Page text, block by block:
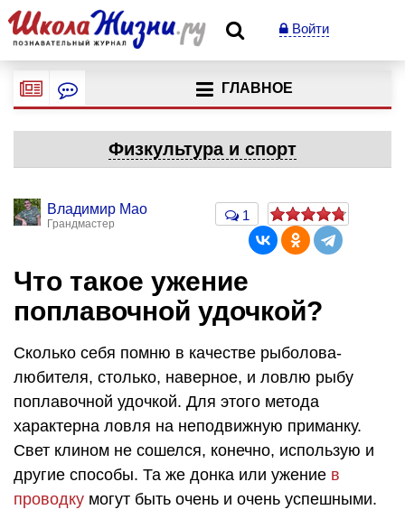
Войти
ГЛАВНОЕ
Физкультура и спорт
Владимир Мао
Грандмастер
1
Что такое ужение
поплавочной удочкой?
Сколько себя помню в качестве рыболова-
любителя, столько, наверное, и ловлю рыбу
поплавочной удочкой. Для этого метода
характерна ловля на неподвижную приманку.
Свет клином не сошелся, конечно, использую и
другие способы. Та же донка или ужение в
проводку могут быть очень и очень успешными.